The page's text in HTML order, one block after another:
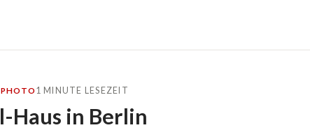
PHOTO 1 MINUTE LESEZEIT
Haus in Berlin